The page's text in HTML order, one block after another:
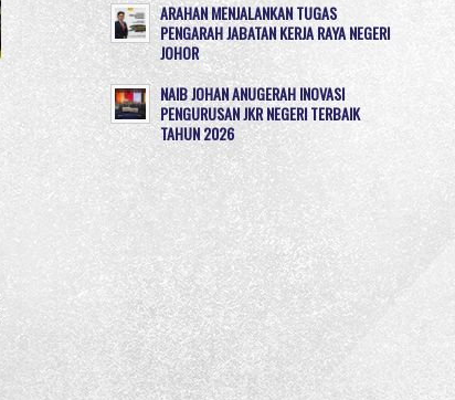
ARAHAN MENJALANKAN TUGAS
PENGARAH JABATAN KERJA RAYA NEGERI
JOHOR
NAIB JOHAN ANUGERAH INOVASI
PENGURUSAN JKR NEGERI TERBAIK
TAHUN 2026